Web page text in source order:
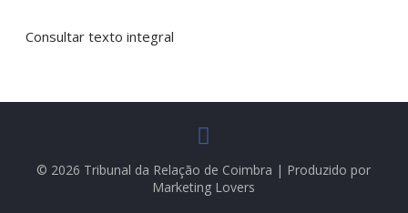
Consultar texto integral
© 2026 Tribunal da Relação de Coimbra | Produzido por
Marketing Lovers